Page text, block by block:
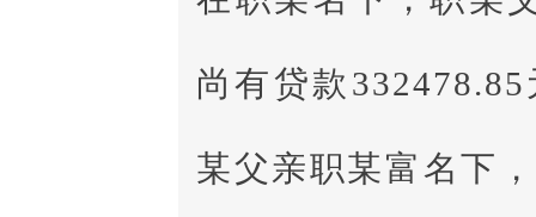
尚有贷款
某父亲职某富名下